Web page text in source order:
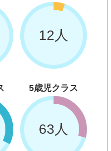
12人
5歳児クラス
63人